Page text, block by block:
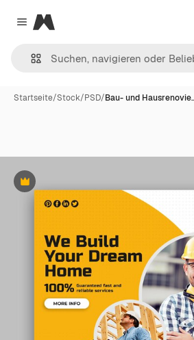
Close menu
Magnific
Startseite/Stock/PSD/Bau- und
Premium